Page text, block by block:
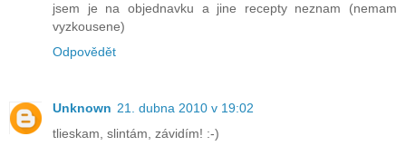
jsem je na objednavku a jine recepty neznam (nemam
vyzkousene)
Odpovědět
Unknown 21. dubna 2010 v 19:02
tlieskam, slintám, závidím! :-)